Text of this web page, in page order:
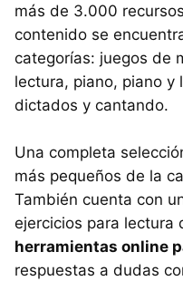
más de 3.000
contenido se
categorías: juegos de
lectura, piano, piano y
dictados y cantando.
Una completa
más pequeños de la
También cuenta con
ejercicios para lectura
herramientas online
respuestas a dudas